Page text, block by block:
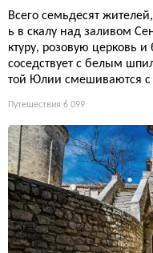
Всего семьдесят
ь в скалу над заливом
ктуру, розовую церковь
соседствует с белым
той Юлии смешиваются с
Путешествия 6 099